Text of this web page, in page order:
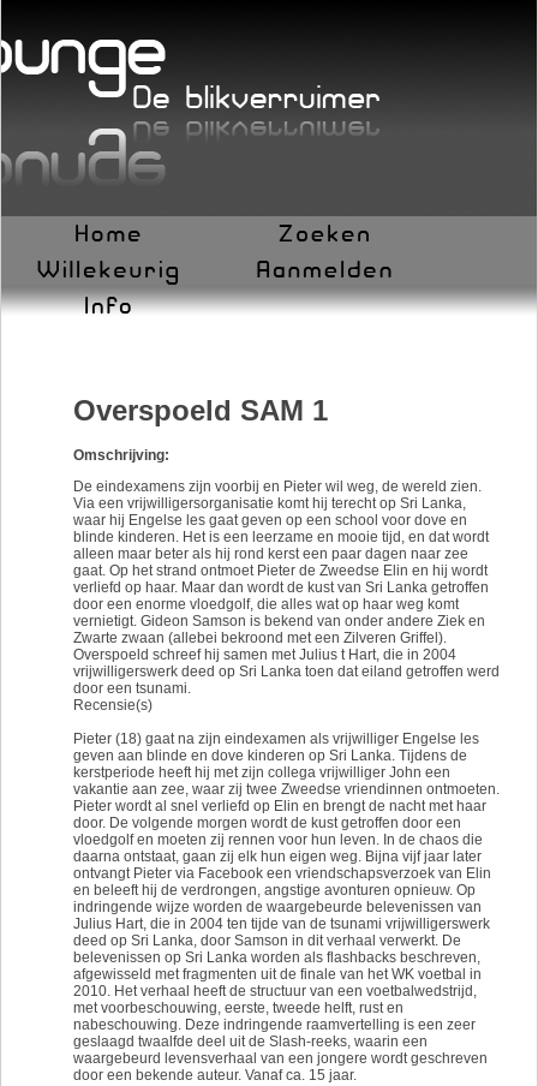
Overspoeld SAM 1
Omschrijving:
De eindexamens zijn voorbij en Pieter wil weg, de wereld zien.
Via een vrijwilligersorganisatie komt hij terecht op Sri Lanka,
waar hij Engelse les gaat geven op een school voor dove en
blinde kinderen. Het is een leerzame en mooie tijd, en dat wordt
alleen maar beter als hij rond kerst een paar dagen naar zee
gaat. Op het strand ontmoet Pieter de Zweedse Elin en hij wordt
verliefd op haar. Maar dan wordt de kust van Sri Lanka getroffen
door een enorme vloedgolf, die alles wat op haar weg komt
vernietigt. Gideon Samson is bekend van onder andere Ziek en
Zwarte zwaan (allebei bekroond met een Zilveren Griffel).
Overspoeld schreef hij samen met Julius t Hart, die in 2004
vrijwilligerswerk deed op Sri Lanka toen dat eiland getroffen werd
door een tsunami.
Recensie(s)
Pieter (18) gaat na zijn eindexamen als vrijwilliger Engelse les
geven aan blinde en dove kinderen op Sri Lanka. Tijdens de
kerstperiode heeft hij met zijn collega vrijwilliger John een
vakantie aan zee, waar zij twee Zweedse vriendinnen ontmoeten.
Pieter wordt al snel verliefd op Elin en brengt de nacht met haar
door. De volgende morgen wordt de kust getroffen door een
vloedgolf en moeten zij rennen voor hun leven. In de chaos die
daarna ontstaat, gaan zij elk hun eigen weg. Bijna vijf jaar later
ontvangt Pieter via Facebook een vriendschapsverzoek van Elin
en beleeft hij de verdrongen, angstige avonturen opnieuw. Op
indringende wijze worden de waargebeurde belevenissen van
Julius Hart, die in 2004 ten tijde van de tsunami vrijwilligerswerk
deed op Sri Lanka, door Samson in dit verhaal verwerkt. De
belevenissen op Sri Lanka worden als flashbacks beschreven,
afgewisseld met fragmenten uit de finale van het WK voetbal in
2010. Het verhaal heeft de structuur van een voetbalwedstrijd,
met voorbeschouwing, eerste, tweede helft, rust en
nabeschouwing. Deze indringende raamvertelling is een zeer
geslaagd twaalfde deel uit de Slash-reeks, waarin een
waargebeurd levensverhaal van een jongere wordt geschreven
door een bekende auteur. Vanaf ca. 15 jaar.